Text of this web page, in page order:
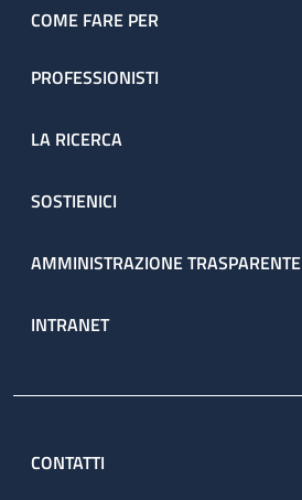
COME FARE PER
PROFESSIONISTI
LA RICERCA
SOSTIENICI
AMMINISTRAZIONE TRASPARENTE
INTRANET
CONTATTI